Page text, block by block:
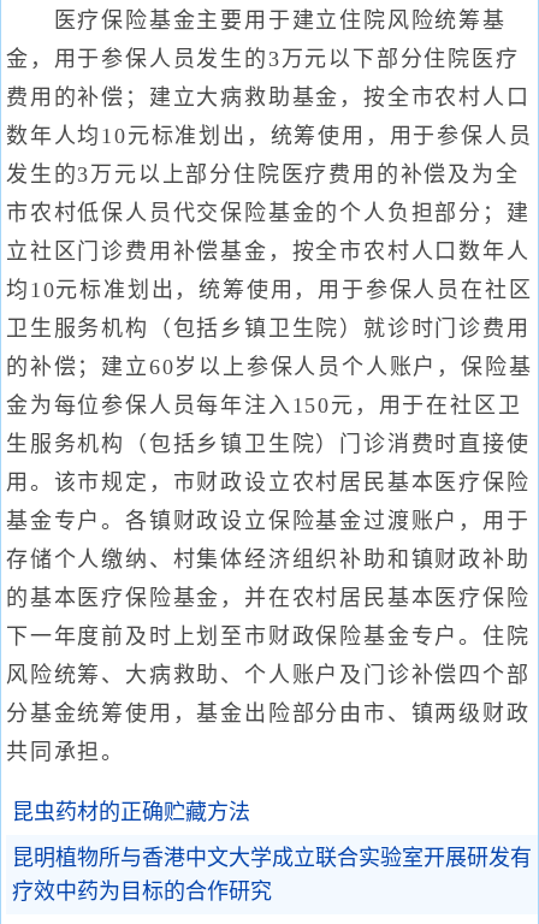
医疗保险基金主要用于建立住院风险统筹基
金，用于参保人员发生的3万元以下部分住院医疗
费用的补偿；建立大病救助基金，按全市农村人口
数年人均10元标准划出，统筹使用，用于参保人员
发生的3万元以上部分住院医疗费用的补偿及为全
市农村低保人员代交保险基金的个人负担部分；建
立社区门诊费用补偿基金，按全市农村人口数年人
均10元标准划出，统筹使用，用于参保人员在社区
卫生服务机构（包括乡镇卫生院）就诊时门诊费用
的补偿；建立60岁以上参保人员个人账户，保险基
金为每位参保人员每年注入150元，用于在社区卫
生服务机构（包括乡镇卫生院）门诊消费时直接使
用。该市规定，市财政设立农村居民基本医疗保险
基金专户。各镇财政设立保险基金过渡账户，用于
存储个人缴纳、村集体经济组织补助和镇财政补助
的基本医疗保险基金，并在农村居民基本医疗保险
下一年度前及时上划至市财政保险基金专户。住院
风险统筹、大病救助、个人账户及门诊补偿四个部
分基金统筹使用，基金出险部分由市、镇两级财政
共同承担。
昆虫药材的正确贮藏方法
昆明植物所与香港中文大学成立联合实验室开展研发有
疗效中药为目标的合作研究